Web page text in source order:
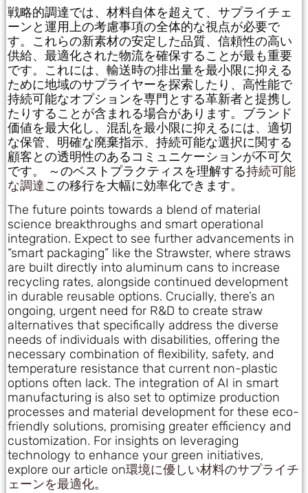
戦略的調達では、材料自体を超えて、サプライチェ
ーンと運用上の考慮事項の全体的な視点が必要で
す。これらの新素材の安定した品質、信頼性の高い
供給、最適化された物流を確保することが最も重要
です。これには、輸送時の排出量を最小限に抑える
ために地域のサプライヤーを探索したり、高性能で
持続可能なオプションを専門とする革新者と提携し
たりすることが含まれる場合があります。ブランド
価値を最大化し、混乱を最小限に抑えるには、適切
な保管、明確な廃棄指示、持続可能な選択に関する
顧客との透明性のあるコミュニケーションが不可欠
です。 ～のベストプラクティスを理解する持続可能
な調達この移行を大幅に効率化できます。
The future points towards a blend of material
science breakthroughs and smart operational
integration. Expect to see further advancements in
“smart packaging” like the Strawster, where straws
are built directly into aluminum cans to increase
recycling rates, alongside continued development
in durable reusable options. Crucially, there’s an
ongoing, urgent need for R&D to create straw
alternatives that specifically address the diverse
needs of individuals with disabilities, offering the
necessary combination of flexibility, safety, and
temperature resistance that current non-plastic
options often lack. The integration of AI in smart
manufacturing is also set to optimize production
processes and material development for these eco-
friendly solutions, promising greater efficiency and
customization. For insights on leveraging
technology to enhance your green initiatives,
explore our article on環境に優しい材料のサプライチ
ェーンを最適化。